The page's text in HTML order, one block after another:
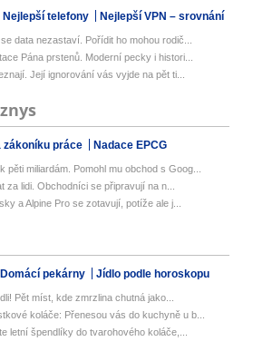
Nejlepší telefony Nejlepší VPN – srovnání
data nezastaví. Pořídit ho mohou rodič...
Pána prstenů. Moderní pecky i histori...
Její ignorování vás vyjde na pět ti...
zákoníku práce Nadace EPCG
miliardám. Pomohl mu obchod s Goog...
lidi. Obchodníci se připravují na n...
a Alpine Pro se zotavují, potíže ale j...
Domácí pekárny Jídlo podle horoskopu
Pět míst, kde zmrzlina chutná jako...
koláče: Přenesou vás do kuchyně u b...
letní špendlíky do tvarohového koláče,...